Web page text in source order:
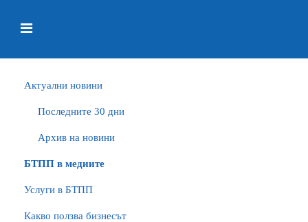
Актуални новини
Последните 30 дни
Архив на новини
БTПП в медиите
Услуги в БТПП
Какво ползва бизнесът